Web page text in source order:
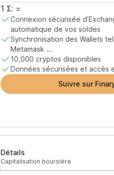
1 Σ: =
Connexion sécurisée
automatique de vos soldes
Synchronisation des Wallets
Metamask ...
10,000 cryptos disponibles
Données sécurisées et accès
Suivre sur
Détails
Capitalisation boursière